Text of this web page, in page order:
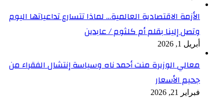
الأزمة الاقتصادية العالمية… لماذا تتسارع تداعياتها اليوم
وتصل إلينا بقلم أم كلثوم / عابدين
أبريل 1, 2026
معالي الوزيرة منت أحمد ناه وسياسة إنتشال الفقراء من
جحيم الأسعار
فبراير 21, 2026